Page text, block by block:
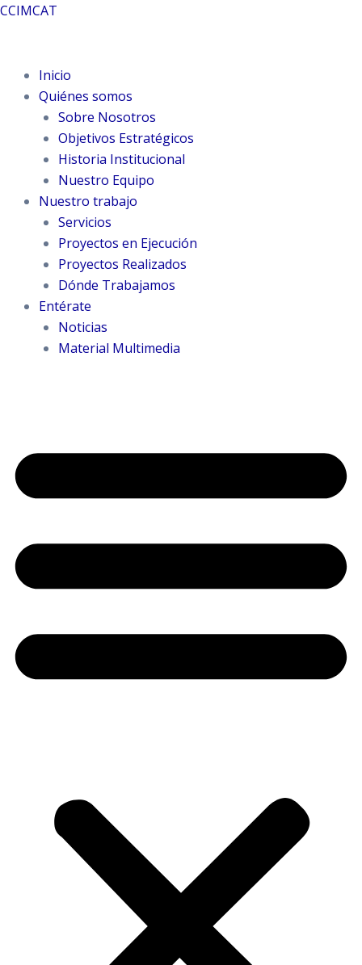
Ir
CCIMCAT
Inicio
Quiénes somos
Sobre Nosotros
Objetivos Estratégicos
Historia Institucional
Nuestro Equipo
Nuestro trabajo
Servicios
Proyectos en Ejecución
Proyectos Realizados
Dónde Trabajamos
Entérate
Noticias
Material Multimedia